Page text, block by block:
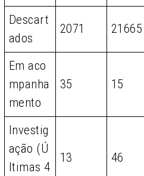
Descart
ados
2071 21665
Em aco
mpanha
mento
35 15
Investig
ação (Ú
ltimas 4
13 46